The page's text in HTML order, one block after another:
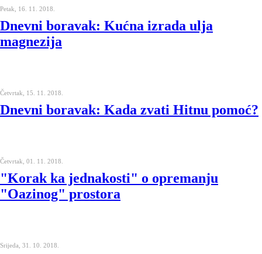
Petak, 16. 11. 2018.
Dnevni boravak: Kućna izrada ulja
magnezija
Četvrtak, 15. 11. 2018.
Dnevni boravak: Kada zvati Hitnu pomoć?
Četvrtak, 01. 11. 2018.
"Korak ka jednakosti" o opremanju
"Oazinog" prostora
Srijeda, 31. 10. 2018.